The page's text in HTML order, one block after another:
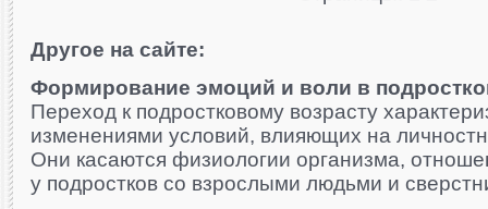
Другое на сайте:
Формирование эмоций и воли в
Переход к подростковому возрасту
изменениями условий, влияющих на
Они касаются физиологии организма,
у подростков со взрослыми людьми и